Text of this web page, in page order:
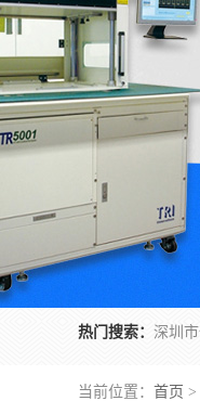
热门搜索：
当前位置： 首页 >